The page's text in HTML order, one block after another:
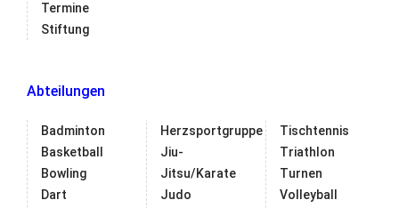
Termine
Stiftung
Abteilungen
Badminton
Basketball
Bowling
Dart
Herzsportgruppe
Jiu-
Jitsu/Karate
Judo
Tischtennis
Triathlon
Turnen
Volleyball